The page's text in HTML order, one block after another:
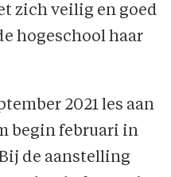
zich veilig en goed
hogeschool haar
2021 les aan
begin februari in
de aanstelling